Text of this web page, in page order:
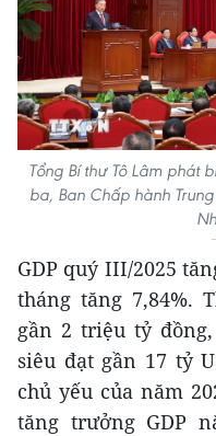
Tổng Bí thư Tô Lâm phát
ba, Ban Chấp hành
GDP quý III/2025
tháng tăng 7,84%.
gần 2 triệu tỷ
siêu đạt gần 17 tỷ
chủ yếu của năm
tăng trưởng GDP